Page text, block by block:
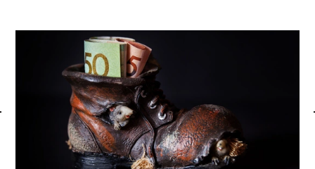
Спасылка без VPN